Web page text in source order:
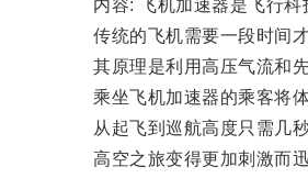
内容: 飞机加速器是飞行科
传统的飞机需要一段时间才
其原理是利用高压气流和先
乘坐飞机加速器的乘客将体
从起飞到巡航高度只需几秒
高空之旅变得更加刺激而迅